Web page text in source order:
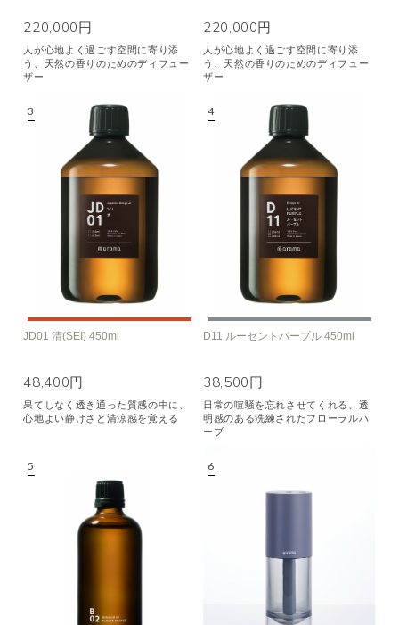
220,000円
人が心地よく過ごす空間に寄り添
う、天然の香りのためのディフュー
ザー
220,000円
人が心地よく過ごす空間に寄り添
う、天然の香りのためのディフュー
ザー
JD01 清(SEI) 450ml
48,400円
果てしなく透き通った質感の中に、
心地よい静けさと清涼感を覚える
D11 ルーセントパープル 450ml
38,500円
日常の喧騒を忘れさせてくれる、透
明感のある洗練されたフローラルハ
ーブ